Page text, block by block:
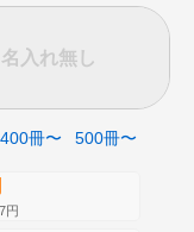
名入れ無し
400冊〜 500冊〜
円